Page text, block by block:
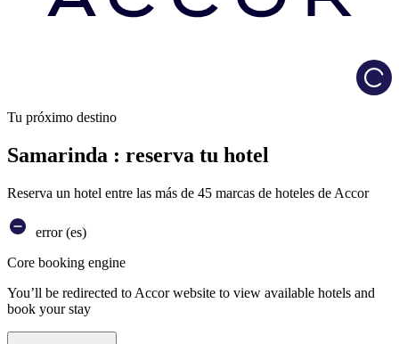
Tu próximo destino
Samarinda : reserva tu hotel
Reserva un hotel entre las más de 45 marcas de hoteles de Accor
error (es)
Core booking engine
You’ll be redirected to Accor website to view available hotels and
book your stay